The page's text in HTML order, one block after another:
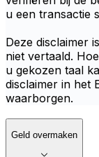
u een transactie
Deze disclaimer
niet vertaald.
u gekozen taal
disclaimer in het
waarborgen.
Geld overmaken